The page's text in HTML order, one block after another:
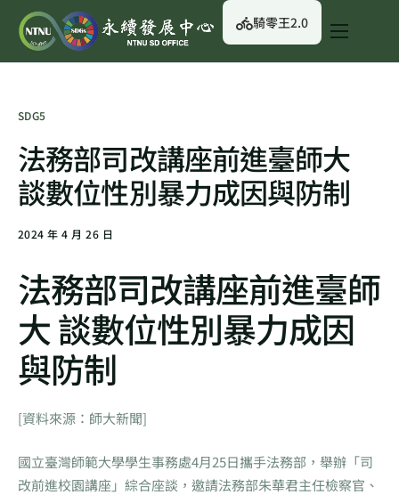
關於我們
永續資訊
校園綠生活
English
騎零王2.0
SDG5
法務部司改講座前進臺師大
談數位性別暴力成因與防制
2024 年 4 月 26 日
法務部司改講座前進臺師
大 談數位性別暴力成因
與防制
[資料來源：師大新聞]
國立臺灣師範大學學生事務處4月25日攜手法務部，舉辦「司
改前進校園講座」綜合座談，邀請法務部朱華君主任檢察官、